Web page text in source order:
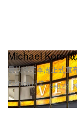
Fashion 时装
Michael Kors
最快将在本周正式宣
Sep 24,